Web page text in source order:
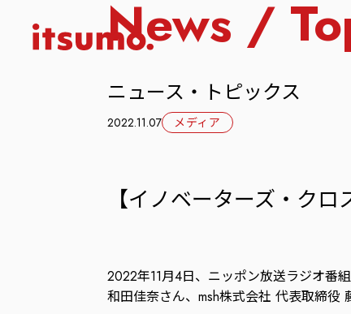
News /
ニュース・トピックス
2022.11.07 メディア
【イノベーターズ・ク
2022年11月4日、ニッポン放送ラジオ番
和田佳奈さん、msh株式会社 代表取締役